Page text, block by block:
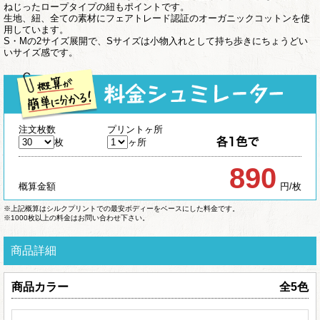
ねじったロープタイプの紐もポイントです。
生地、紐、全ての素材にフェアトレード認証のオーガニックコットンを使
用しています。
S・Mの2サイズ展開で、Sサイズは小物入れとして持ち歩きにちょうどい
いサイズ感です。
注文枚数
プリントヶ所
枚
ヶ所
概算金額 890 円/枚
※上記概算はシルクプリントでの最安ボディーをベースにした料金です。
※1000枚以上の料金はお問い合わせ下さい。
商品詳細
商品カラー 全5色